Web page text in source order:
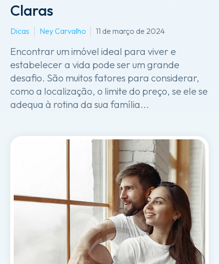
Claras
Dicas Ney Carvalho 11 de março de 2024
Encontrar um imóvel ideal para viver e
estabelecer a vida pode ser um grande
desafio. São muitos fatores para considerar,
como a localização, o limite do preço, se ele se
adequa à rotina da sua família...